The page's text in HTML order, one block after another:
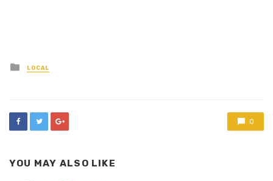
Posted
in
LOCAL
0
YOU MAY ALSO LIKE